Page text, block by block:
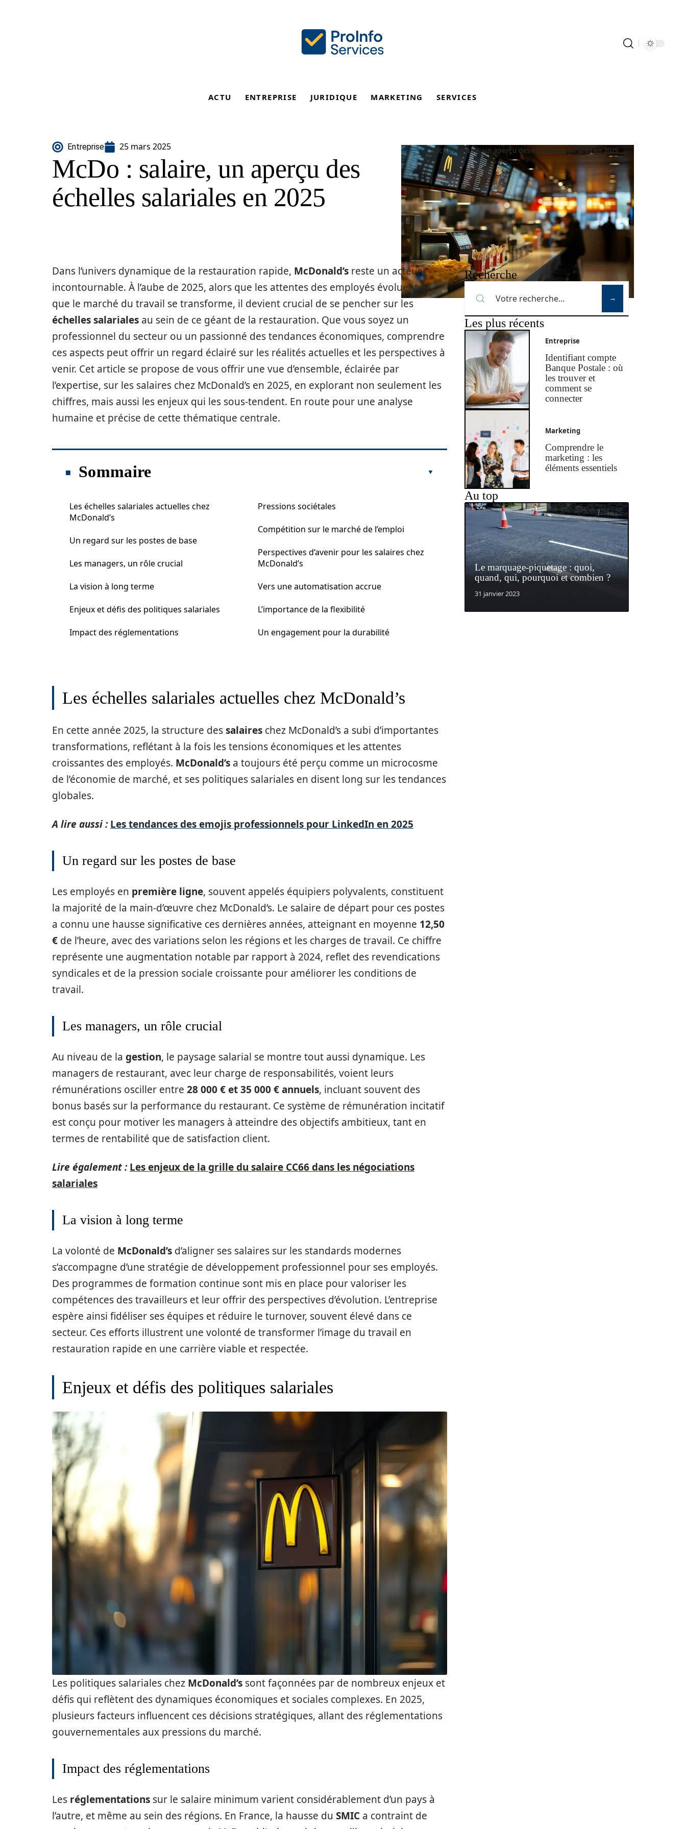
ACTU ENTREPRISE JURIDIQUE MARKETING SERVICES
Entreprise 25 mars 2025
McDo : salaire, un aperçu des
échelles salariales en 2025
McDo : salaire, un aperçu des échelles salariales en 2025
Dans l’univers dynamique de la restauration rapide, McDonald’s reste un acteur
incontournable. À l’aube de 2025, alors que les attentes des employés évoluent et
que le marché du travail se transforme, il devient crucial de se pencher sur les
échelles salariales au sein de ce géant de la restauration. Que vous soyez un
professionnel du secteur ou un passionné des tendances économiques, comprendre
ces aspects peut offrir un regard éclairé sur les réalités actuelles et les perspectives à
venir. Cet article se propose de vous offrir une vue d’ensemble, éclairée par
l’expertise, sur les salaires chez McDonald’s en 2025, en explorant non seulement les
chiffres, mais aussi les enjeux qui les sous-tendent. En route pour une analyse
humaine et précise de cette thématique centrale.
Sommaire
Les échelles salariales actuelles chez
McDonald’s
Un regard sur les postes de base
Les managers, un rôle crucial
La vision à long terme
Enjeux et défis des politiques salariales
Impact des réglementations
Pressions sociétales
Compétition sur le marché de l’emploi
Perspectives d’avenir pour les salaires chez
McDonald’s
Vers une automatisation accrue
L’importance de la flexibilité
Un engagement pour la durabilité
Les échelles salariales actuelles chez McDonald’s
En cette année 2025, la structure dessalaires chez McDonald’s a subi d’importantes
transformations, reflétant à la fois les tensions économiques et les attentes
croissantes des employés. McDonald’s a toujours été perçu comme un microcosme
de l’économie de marché, et ses politiques salariales en disent long sur les tendances
globales.
A lire aussi : Les tendances des emojis professionnels pour LinkedIn en 2025
Un regard sur les postes de base
Les employés en première ligne, souvent appelés équipiers polyvalents, constituent
la majorité de la main-d’œuvre chez McDonald’s. Le salaire de départ pour ces postes
a connu une hausse significative ces dernières années, atteignant en moyenne 12,50
€ de l’heure, avec des variations selon les régions et les charges de travail. Ce chiffre
représente une augmentation notable par rapport à 2024, reflet des revendications
syndicales et de la pression sociale croissante pour améliorer les conditions de
travail.
Les managers, un rôle crucial
Au niveau de la gestion, le paysage salarial se montre tout aussi dynamique. Les
managers de restaurant, avec leur charge de responsabilités, voient leurs
rémunérations osciller entre 28 000 € et 35 000 € annuels, incluant souvent des
bonus basés sur la performance du restaurant. Ce système de rémunération incitatif
est conçu pour motiver les managers à atteindre des objectifs ambitieux, tant en
termes de rentabilité que de satisfaction client.
Lire également : Les enjeux de la grille du salaire CC66 dans les négociations
salariales
La vision à long terme
La volonté de McDonald’s d’aligner ses salaires sur les standards modernes
s’accompagne d’une stratégie de développement professionnel pour ses employés.
Des programmes de formation continue sont mis en place pour valoriser les
compétences des travailleurs et leur offrir des perspectives d’évolution. L’entreprise
espère ainsi fidéliser ses équipes et réduire le turnover, souvent élevé dans ce
secteur. Ces efforts illustrent une volonté de transformer l’image du travail en
restauration rapide en une carrière viable et respectée.
Enjeux et défis des politiques salariales
Les politiques salariales chez McDonald’s sont façonnées par de nombreux enjeux et
défis qui reflètent des dynamiques économiques et sociales complexes. En 2025,
plusieurs facteurs influencent ces décisions stratégiques, allant des réglementations
gouvernementales aux pressions du marché.
Impact des réglementations
Les réglementations sur le salaire minimum varient considérablement d’un pays à
l’autre, et même au sein des régions. En France, la hausse du SMIC a contraint de
Recherche
Les plus récents
Entreprise
Identifiant compte
Banque Postale : où
les trouver et
comment se
connecter
Marketing
Comprendre le
marketing : les
éléments essentiels
Au top
Le marquage-piquetage : quoi,
quand, qui, pourquoi et combien ?
31 janvier 2023